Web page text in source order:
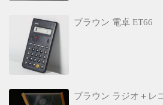
ブラウン 電卓 ET66
ブラウン ラジオ＋レ